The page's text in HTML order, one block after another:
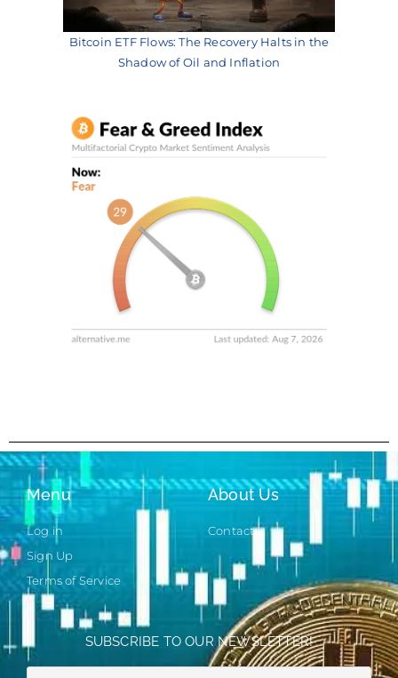
Bitcoin ETF Flows: The Recovery Halts in the
Shadow of Oil and Inflation
Menu
Log in
Sign Up
Terms of Service
About Us
Contact
SUBSCRIBE TO OUR NEWSLETTER!